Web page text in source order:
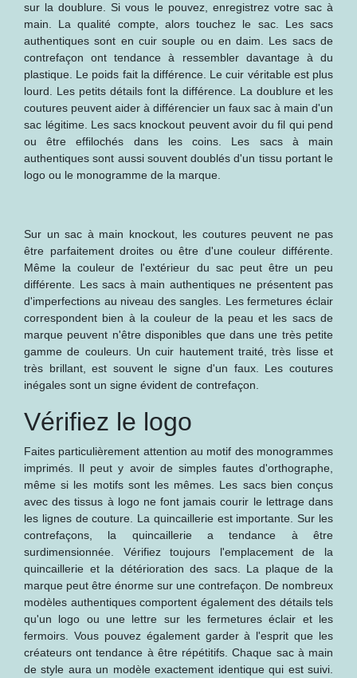
sur la doublure. Si vous le pouvez, enregistrez votre sac à
main. La qualité compte, alors touchez le sac. Les sacs
authentiques sont en cuir souple ou en daim. Les sacs de
contrefaçon ont tendance à ressembler davantage à du
plastique. Le poids fait la différence. Le cuir véritable est plus
lourd. Les petits détails font la différence. La doublure et les
coutures peuvent aider à différencier un faux sac à main d'un
sac légitime. Les sacs knockout peuvent avoir du fil qui pend
ou être effilochés dans les coins. Les sacs à main
authentiques sont aussi souvent doublés d'un tissu portant le
logo ou le monogramme de la marque.
Sur un sac à main knockout, les coutures peuvent ne pas
être parfaitement droites ou être d'une couleur différente.
Même la couleur de l'extérieur du sac peut être un peu
différente. Les sacs à main authentiques ne présentent pas
d'imperfections au niveau des sangles. Les fermetures éclair
correspondent bien à la couleur de la peau et les sacs de
marque peuvent n'être disponibles que dans une très petite
gamme de couleurs. Un cuir hautement traité, très lisse et
très brillant, est souvent le signe d'un faux. Les coutures
inégales sont un signe évident de contrefaçon.
Vérifiez le logo
Faites particulièrement attention au motif des monogrammes
imprimés. Il peut y avoir de simples fautes d'orthographe,
même si les motifs sont les mêmes. Les sacs bien conçus
avec des tissus à logo ne font jamais courir le lettrage dans
les lignes de couture. La quincaillerie est importante. Sur les
contrefaçons, la quincaillerie a tendance à être
surdimensionnée. Vérifiez toujours l'emplacement de la
quincaillerie et la détérioration des sacs. La plaque de la
marque peut être énorme sur une contrefaçon. De nombreux
modèles authentiques comportent également des détails tels
qu'un logo ou une lettre sur les fermetures éclair et les
fermoirs. Vous pouvez également garder à l'esprit que les
créateurs ont tendance à être répétitifs. Chaque sac à main
de style aura un modèle exactement identique qui est suivi.